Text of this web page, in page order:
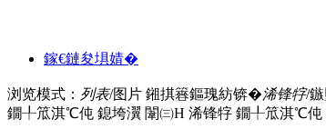
鎵€鏈夋埧婧�
浏览模式： 列表/图片 鎺掑簭鏂瑰紡锛�浠锋牸/
鐗╀笟淇℃伅 鎴垮瀷 闈㈢Н 浠锋牸 鐗╀笟淇℃伅